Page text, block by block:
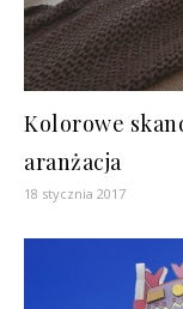
Kolorowe
aranżacja
18 stycznia 2017